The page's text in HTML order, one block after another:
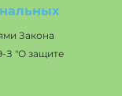
Закона
З "О защите